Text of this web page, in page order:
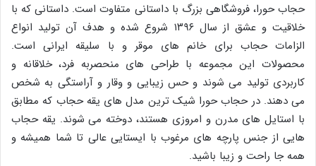
حجاب حورا، فروشگاهی بزرگ با داستانی متفاوت است. داستانی که با
خلاقیت و عشق از سال ۱۳۹۶ شروع شده و هدف آن تولید انواع
الزامات حجاب برای خانم های موقر و با سلیقه ایرانی است.
محصولات این مجموعه با طراحی های منحصربه فرد، خلاقانه و
کاربردی تولید می شوند و حس زیبایی و وقار و آراستگی به شخص
می دهند. در حجاب حورا شیک ترین مدل های یقه حجاب که مطابق
با استایل های مدرن و امروزی هستند، دوخته می شوند. یقه حجاب
هایی از جنس پارچه های مرغوب با ایستایی عالی تا شما همیشه و
همه جا راحت و زیبا باشید.